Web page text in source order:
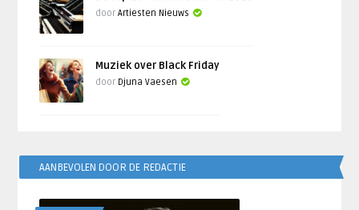
doorArtiesten Nieuws
Muziek over Black Friday
door Djuna Vaesen
AANBEVOLEN DOOR DE REDACTIE